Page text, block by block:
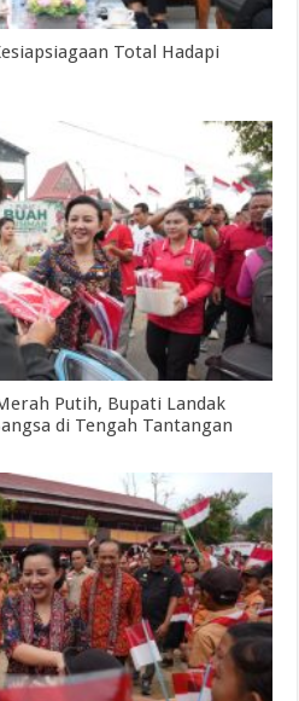
Total Hadapi
Putih, Bupati Landak
di Tengah Tantangan